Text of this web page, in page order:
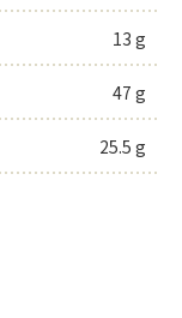
13 g
47 g
25.5 g